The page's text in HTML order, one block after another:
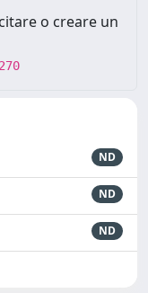
o creare un
ND
ND
ND